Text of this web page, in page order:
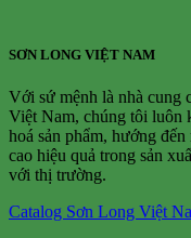
SƠN LONG VIỆT NAM
Với sứ mệnh là nhà cung
Việt Nam, chúng tôi luôn
hoá sản phẩm, hướng
cao hiệu quả trong sản
với thị trường.
Catalog Sơn Long Việt